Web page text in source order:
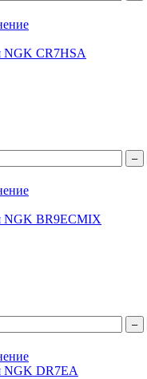
NGK CR7HSA
–
NGK BR9ECMIX
–
NGK DR7EA